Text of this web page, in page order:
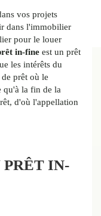
vos projets
dans l'immobilier
pour le louer
in-fine est un prêt
les intérêts du
prêt où le
qu'à la fin de la
d'où l'appellation
IN-